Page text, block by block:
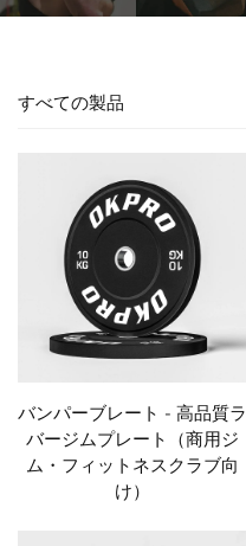
すべての製品
バンパーブレート - 高品質ラ
バージムプレート（商用ジ
ム・フィットネスクラブ向
け）